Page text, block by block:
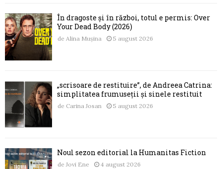
În dragoste și în război, totul e permis: Over
Your Dead Body (2026)
de Alina Mușina 5 august 2026
„scrisoare de restituire”, de Andreea Catrina:
simplitatea frumuseții și sinele restituit
de Carina Josan 5 august 2026
Noul sezon editorial la Humanitas Fiction
de Jovi Ene 4 august 2026